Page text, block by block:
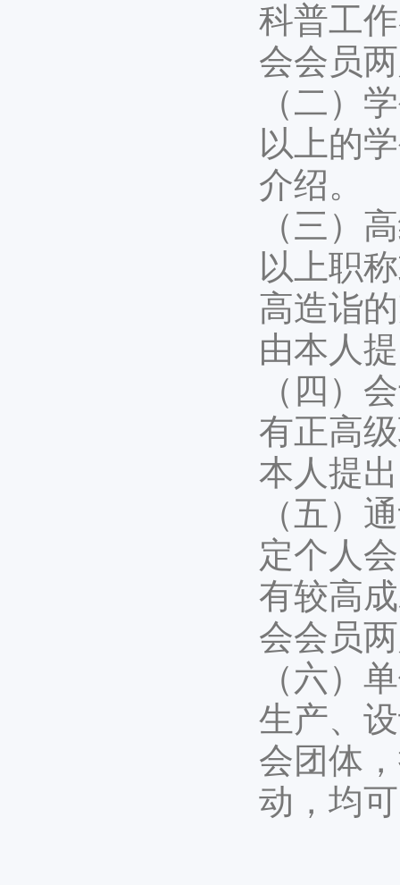
科普工
会会员
（二）
以上的
介绍。
（三）
以上职
高造诣
由本人
（四）
有正高
本人提
（五）
定个人
有较高
会会员
（六）
生产、
会团体
动，均